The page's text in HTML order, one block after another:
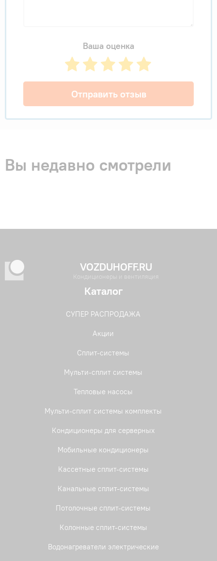
Ваша оценка
Отправить отзыв
Вы недавно смотрели
VOZDUHOFF.RU
Кондиционеры и вентиляция
Каталог
СУПЕР РАСПРОДАЖА
Акции
Сплит-системы
Мульти-сплит системы
Тепловые насосы
Мульти-сплит системы комплекты
Кондиционеры для серверных
Мобильные кондиционеры
Кассетные сплит-системы
Канальные сплит-системы
Потолочные сплит-системы
Колонные сплит-системы
Водонагреватели электрические